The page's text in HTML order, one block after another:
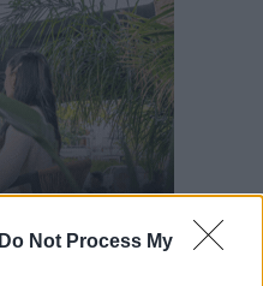
Do Not Process My